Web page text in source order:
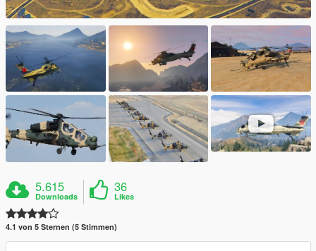
5.615
Downloads
36
Likes
4.1 von 5 Sternen (5 Stimmen)